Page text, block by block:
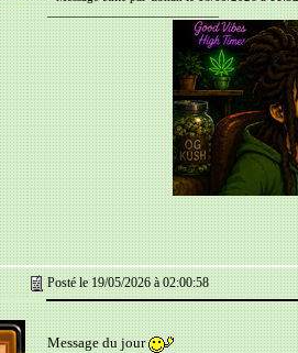
__________________________
Posté le 19/05/2026 à 02:00:58
Message du jour